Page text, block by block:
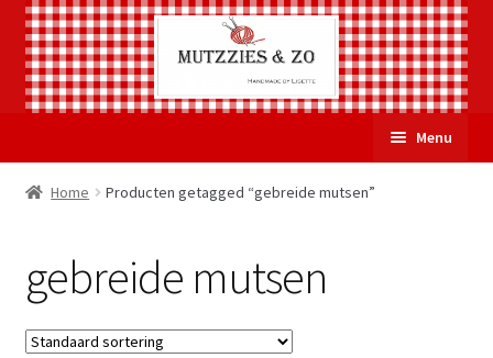
naar
de
Menu
Welkom
Gastenboek
Home Producten getagged “gebreide mutsen”
gebreide mutsen